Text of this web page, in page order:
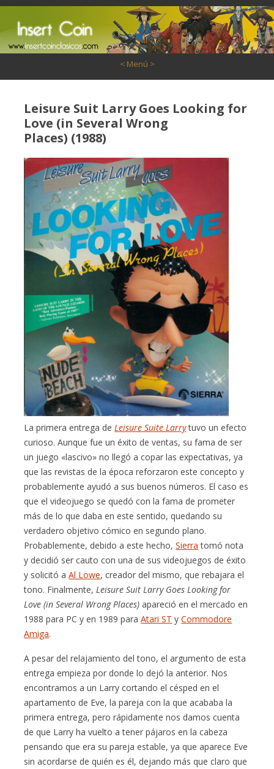
< Menú >
Leisure Suit Larry Goes Looking for
Love (in Several Wrong
Places) (1988)
La primera entrega de Leisure Suite Larrytuvo un efecto
curioso. Aunque fue un éxito de ventas, su fama de ser
un juego «lascivo» no llegó a copar las expectativas, ya
que las revistas de la época reforzaron este concepto y
probablemente ayudó a sus buenos números. El caso es
que el videojuego se quedó con la fama de prometer
más de lo que daba en este sentido, quedando su
verdadero objetivo cómico en segundo plano.
Probablemente, debido a este hecho,Sierra tomó nota
y decidió ser cauto con una de sus videojuegos de éxito
y solicitó aAl Lowe, creador del mismo, que rebajara el
tono. Finalmente, Leisure Suit Larry Goes Looking for
Love (in Several Wrong Places) apareció en el mercado en
1988 para PC y en 1989 paraAtari ST yCommodore
Amiga.
A pesar del relajamiento del tono, el argumento de esta
entrega empieza por donde lo dejó la anterior. Nos
encontramos a un Larry cortando el césped en el
apartamento de Eve, la pareja con la que acababa la
primera entrega, pero rápidamente nos damos cuenta
de que Larry ha vuelto a tener pájaros en la cabeza
pensando que era su pareja estable, ya que aparece Eve
sin acordarse de quién es él, dejando más que claro que